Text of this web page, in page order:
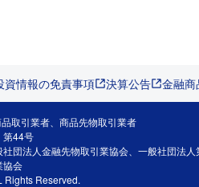
資情報の免責事項 決算公告 金融
取引業者、商品先物取引業者
第44号
団法人金融先物取引業協会、一般社団法
協会
Rights Reserved.